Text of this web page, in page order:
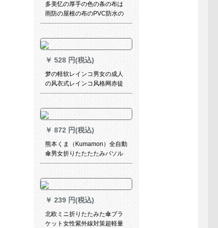
多美忆の厚手の色の条の布は
雨防の屋根の布のPVC防水の
雨幌の布の油布の屋根のトラ
に、雨を防いでくれました。5
メトル*6メトル*6メトル
￥ 528 円(税込)
梦の軽软レインコ男女の成人
の风衣式レインコ风格网赤徒
歩旅行防水フュージョン连体
ードドドドド/适身身长165-85
cm
￥ 872 円(税込)
熊本くま（Kumamon）全自動
傘男女折りたたたたみパソル
晴雨兼用日傘紫外線超強い日
日烧け止めベルジップ
￥ 239 円(税込)
北欧ミニ折りたたみた傘ブラ
ケット女性紫外線対策超軽量